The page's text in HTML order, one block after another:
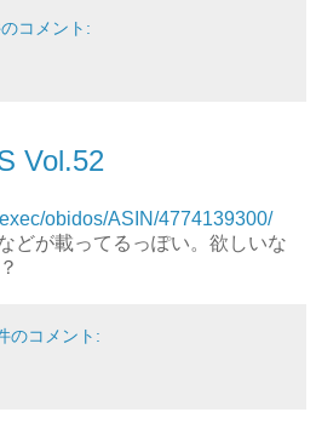
コメント:
Vol.52
obidos/ASIN/4774139300/
どが載ってるっぽい。欲しいな
のコメント: